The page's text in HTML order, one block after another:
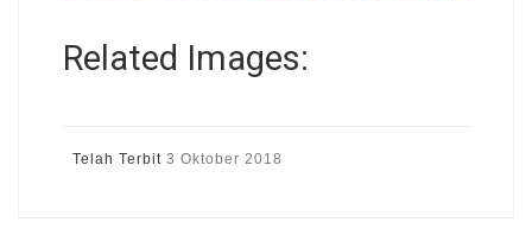
Related Images:
Telah Terbit 3 Oktober 2018